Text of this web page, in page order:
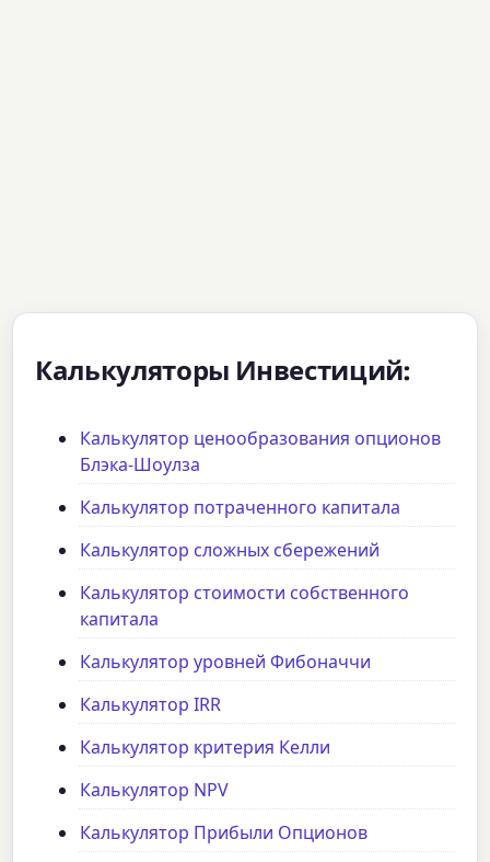
Калькуляторы Инвестиций:
Калькулятор ценообразования опционов
Блэка-Шоулза
Калькулятор потраченного капитала
Калькулятор сложных сбережений
Калькулятор стоимости собственного
капитала
Калькулятор уровней Фибоначчи
Калькулятор IRR
Калькулятор критерия Келли
Калькулятор NPV
Калькулятор Прибыли Опционов